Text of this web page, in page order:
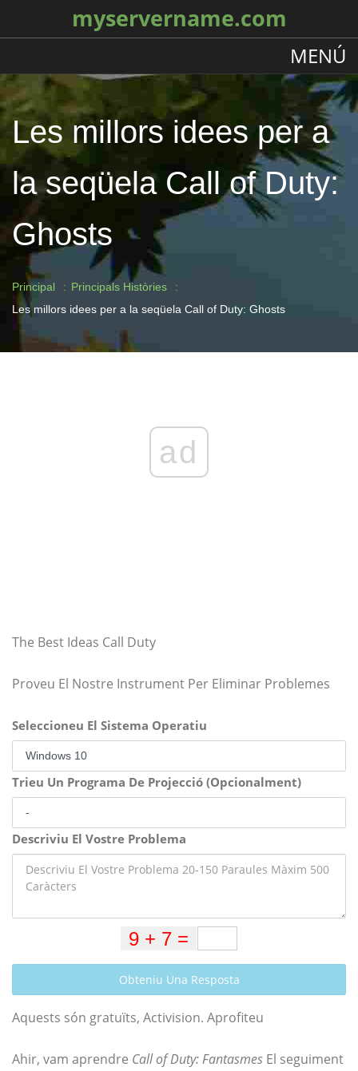
myservername.com
MENÚ
Les millors idees per a
la seqüela Call of Duty:
Ghosts
Principal
Principals Històries
Les millors idees per a la seqüela Call of Duty: Ghosts
ad
The Best Ideas Call Duty
Proveu El Nostre Instrument Per Eliminar Problemes
Seleccioneu El Sistema Operatiu
Trieu Un Programa De Projecció (Opcionalment)
Descriviu El Vostre Problema
Obteniu Una Resposta
Aquests són gratuïts, Activision. Aprofiteu
Ahir, vam aprendre Call of Duty: Fantasmes El seguiment